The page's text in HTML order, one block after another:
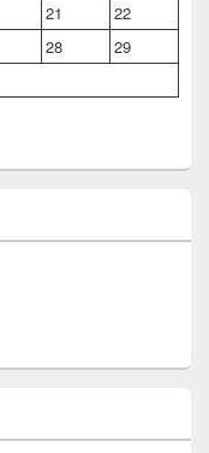
21
22
28
29